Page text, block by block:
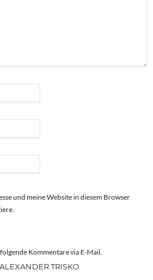
und meine Website in diesem Browser
Kommentare via E-Mail.
TRISKO